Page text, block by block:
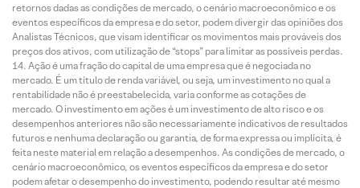
retornos dadas as condições de mercado, o cenário macroeconômico e os
eventos específicos da empresa e do setor, podem divergir das opiniões dos
Analistas Técnicos, que visam identificar os movimentos mais prováveis dos
preços dos ativos, com utilização de “stops” para limitar as possíveis perdas.
Ação é uma fração do capital de uma empresa que é negociada no
mercado. É um título de renda variável, ou seja, um investimento no qual a
rentabilidade não é preestabelecida, varia conforme as cotações de
mercado. O investimento em ações é um investimento de alto risco e os
desempenhos anteriores não são necessariamente indicativos de resultados
futuros e nenhuma declaração ou garantia, de forma expressa ou implícita, é
feita neste material em relação a desempenhos. As condições de mercado, o
cenário macroeconômico, os eventos específicos da empresa e do setor
podem afetar o desempenho do investimento, podendo resultar até mesmo